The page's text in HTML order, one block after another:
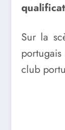
Sur la
club